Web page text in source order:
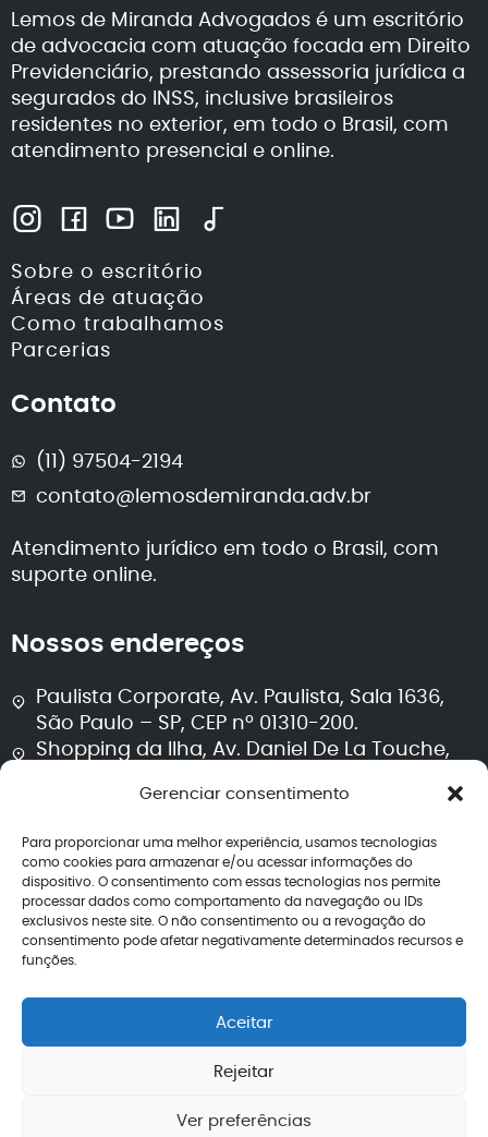
Gerenciar consentimento
Para proporcionar uma melhor experiência, usamos tecnologias
como cookies para armazenar e/ou acessar informações do
dispositivo. O consentimento com essas tecnologias nos permite
processar dados como comportamento da navegação ou IDs
exclusivos neste site. O não consentimento ou a revogação do
consentimento pode afetar negativamente determinados recursos e
funções.
Aceitar
Rejeitar
Ver preferências
Lemos de Miranda Advogados é um escritório
de advocacia com atuação focada em Direito
Previdenciário, prestando assessoria jurídica a
segurados do INSS, inclusive brasileiros
residentes no exterior, em todo o Brasil, com
atendimento presencial e online.
Sobre o escritório
Áreas de atuação
Como trabalhamos
Parcerias
Contato
(11) 97504-2194
contato@lemosdemiranda.adv.br
Atendimento jurídico em todo o Brasil, com
suporte online.
Nossos endereços
Paulista Corporate, Av. Paulista, Sala 1636,
São Paulo – SP, CEP nº 01310-200.
Shopping da Ilha, Av. Daniel De La Touche,
Segurança e transparência
Política de privacidade
Termos de uso
Política editorial jurídica
Avaliações
CNPJ: 40.260.708/0001-04
2026 – Todos os direitos reservados | Lemos de